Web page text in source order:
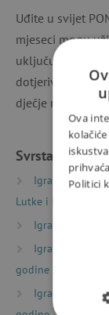
Uđite u svijet
mjeseci mogu
uključuje lutke,
dotjerivanje ili
dječje mode
Svrstano u
Igračke prema
Lutke i bebe
Igračke prema
Igračke prema
godine
Igračke prema
Ova
Politici